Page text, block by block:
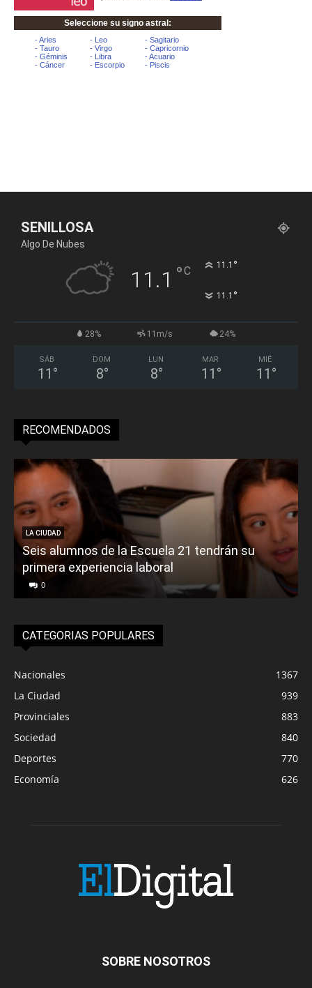
SENILLOSA
Algo De Nubes
11.1 °C 11.1 °
11.1 °
28% 11m/s 24%
SÁB
11 °
DOM
8°
LUN
8°
MAR
11 °
MIÉ
11 °
RECOMENDADOS
LA CIUDAD
Seis alumnos de la Escuela 21 tendrán su
primera experiencia laboral
0
CATEGORIAS POPULARES
Nacionales
1367
La Ciudad
939
Provinciales
883
Sociedad
840
Deportes
770
Economía
626
SOBRE NOSOTROS